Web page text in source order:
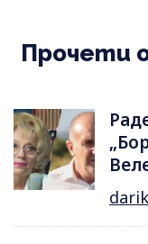
Прочети